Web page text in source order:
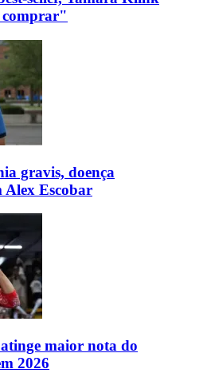
comprar"
gravis, doença
Alex Escobar
maior nota do
2026